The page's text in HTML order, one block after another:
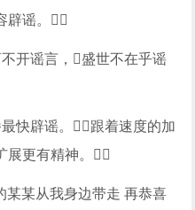
辟谣。
开谣言，盛世不在乎谣
快辟谣。跟着速度的加
展更有精神。
某某从我身边带走 再恭喜